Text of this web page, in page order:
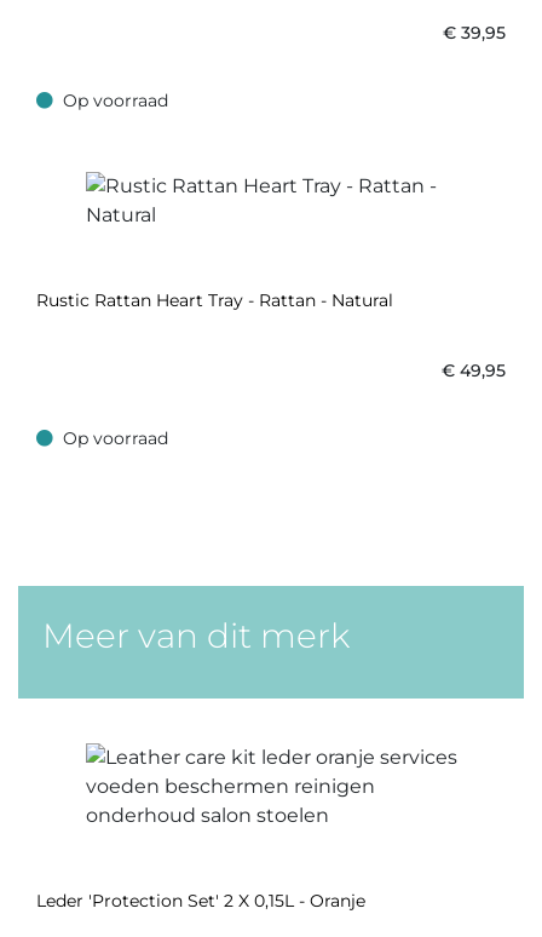
€ 39,95
Op voorraad
Op voorraad
Rustic Rattan Heart Tray - Rattan - Natural
€ 49,95
Op voorraad
Op voorraad
Meer van dit merk
Leder 'Protection Set' 2 X 0,15L - Oranje